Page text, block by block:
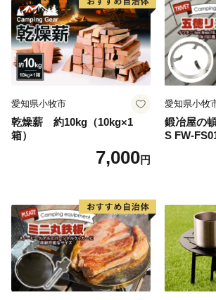
愛知県小牧市
乾燥薪 約10kg（10kg×1
箱）
7,000円
愛知県小牧
鍛冶屋の
S FW-
グ キャン